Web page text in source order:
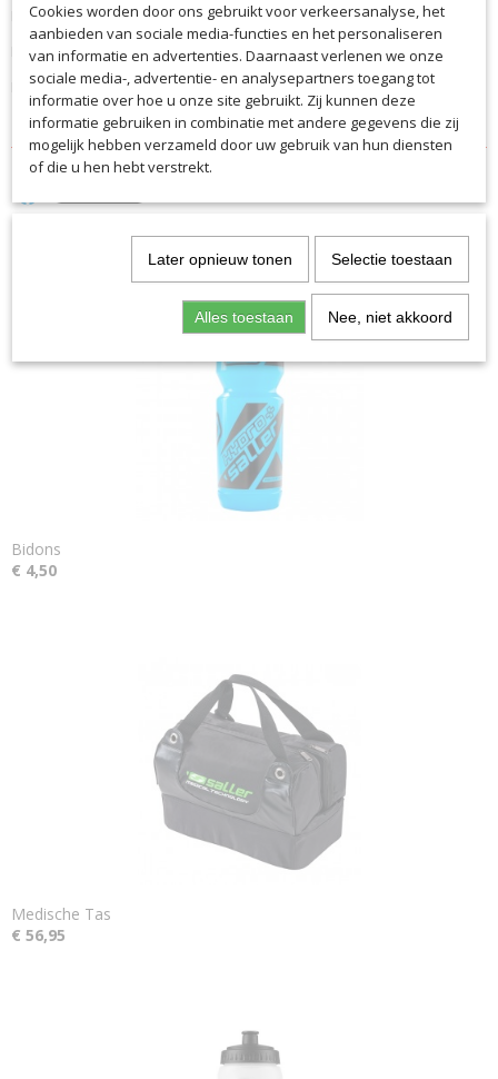
EAN code
9228
Productcode leverancier
9228
Bidonhouder inclusief 12 bidons.
Bidons verkrijgbaar in de kleuren:
Blauw, zwart, wit en oranje.
Ook interessant
Bidons
€ 4,50
Medische Tas
€ 56,95
Cookies worden door ons gebruikt voor verkeersanalyse, het
aanbieden van sociale media-functies en het personaliseren
van informatie en advertenties. Daarnaast verlenen we onze
sociale media-, advertentie- en analysepartners toegang tot
informatie over hoe u onze site gebruikt. Zij kunnen deze
informatie gebruiken in combinatie met andere gegevens die zij
mogelijk hebben verzameld door uw gebruik van hun diensten
of die u hen hebt verstrekt.
Later opnieuw tonen Selectie toestaan
Alles toestaan Nee, niet akkoord